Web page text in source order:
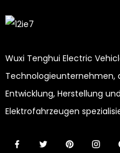
Wuxi Tenghui Electric
Technologieunternehmen,
Entwicklung, Herstellung
Elektrofahrzeugen